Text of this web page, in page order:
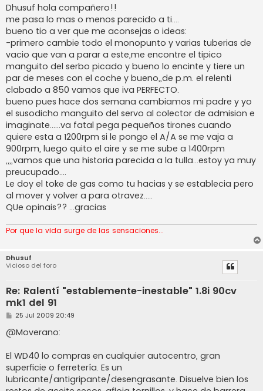
n
s
a
j
e
Dhusuf hola compañero!!
me pasa lo mas o menos parecido a ti....
bueno tio a ver que me aconsejas o ideas:
-primero cambie todo el monopunto y varias tuberias de
vacio que van a parar a este,me encontre el tipico
manguito del serbo picado y bueno lo encinte y tiere un
par de meses con el coche y bueno,,de p.m. el relenti
clabado a 850 vamos que iva PERFECTO.
bueno pues hace dos semana cambiamos mi padre y yo
el susodicho manguito del servo al colector de admision e
imaginate......va fatal pega pequeños tirones cuando
quiere esta a 1200rpm si le pongo el A/A se me vaja a
900rpm, luego quito el aire y se me sube a 1400rpm
,,,,vamos que una historia parecida a la tulla...estoy ya muy
preucupado....
Le doy el toke de gas como tu hacias y se establecia pero
al mover y volver a para otravez.....
QUe opinais?? ...gracias
Por que la vida surge de las sensaciones...
Dhusuf
Vicioso del foro
Re: Ralentí "establemente-inestable" 1.8i 90cv
mk1 del 91
M
n
s
j
e
25 Jul 2009 20:49
@Moverano:
El WD40 lo compras en cualquier autocentro, gran
superficie o ferretería. Es un
lubricante/antigripante/desengrasante. Disuelve bien los